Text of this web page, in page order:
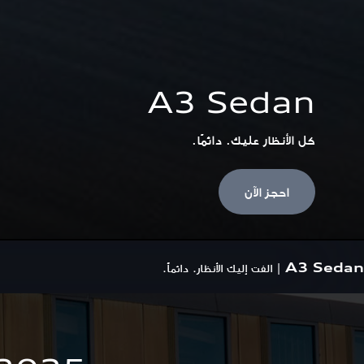
A3 Sedan
كل الأنظار عليك. دائمًا.
احجز الآن
A3 Sedan
| الفت إليك الأنظار. دائماً.